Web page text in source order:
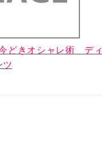
どきオシャレ術 ディ
ツ